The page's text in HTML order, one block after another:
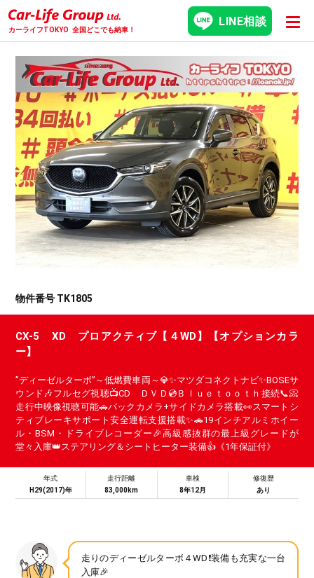
カーライフTOKYO 全国どこでも納車！
LINE相談
物件番号 TK1805
CX-5 XD プロアクティブ【４WD】【オプションカラ
ー】
”ディーゼルターボ”～低燃費車両～💎✨マツダコネクトナビ✨BOSEサ
ウンド🎶フルセグ視聴📺CD ＤＶＤ💿Ｂｌｕｅｔｏｏｔｈ接続📞📀
走行中映像視聴可能🚗バックカメラ+サイドカメラ搭載👀スマートシ
ティブレーキサポート安全運転支援搭載✨🚗19インチアルミホイー
ル・BSM・ドライブレコーダー🎉高級感抜群の最上級グレードが
堂々入庫👑ステアリング＆シートヒーター装備👍《1年保証付》
年式
H29(2017)年
走行距離
83,000km
車検
8年12月
修復歴
あり
走りのディーゼルターボ４WD❗装備も充実な一台
入庫🎉